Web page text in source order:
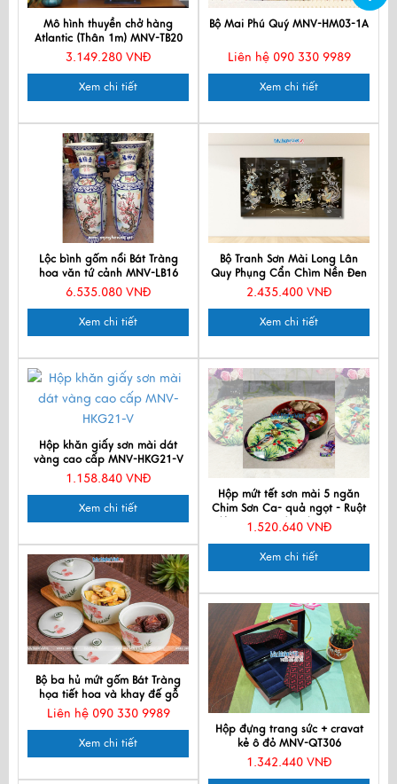
Mô hình thuyền chở hàng
Atlantic (Thân 1m) MNV-TB20
3.149.280 VNĐ
Xem chi tiết
Bộ Mai Phú Quý MNV-HM03-1A
Liên hệ 090 330 9989
Xem chi tiết
Lộc bình gốm nổi Bát Tràng
hoa văn tứ cảnh MNV-LB16
6.535.080 VNĐ
Xem chi tiết
Bộ Tranh Sơn Mài Long Lân
Quy Phụng Cẩn Chìm Nền Đen
TSM2050-2
2.435.400 VNĐ
Xem chi tiết
Hộp khăn giấy sơn mài dát
vàng cao cấp MNV-HKG21-V
1.158.840 VNĐ
Xem chi tiết
Hộp mứt tết sơn mài 5 ngăn
Chim Sơn Ca- quả ngọt - Ruột
đỏ D30xH7.5 (9cm) QTDHI1-1
1.520.640 VNĐ
Xem chi tiết
Bộ ba hủ mứt gốm Bát Tràng
họa tiết hoa và khay đế gỗ
Liên hệ 090 330 9989
Xem chi tiết
Hộp đựng trang sức + cravat
kẻ ô đỏ MNV-QT306
1.342.440 VNĐ